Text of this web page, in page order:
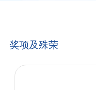
奖项及殊荣